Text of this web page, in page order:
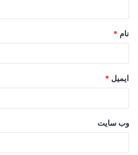
نام *
ایمیل *
وب‌ سایت